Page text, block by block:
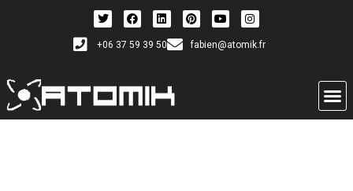
+06 37 59 39 50 fabien@atomik.fr